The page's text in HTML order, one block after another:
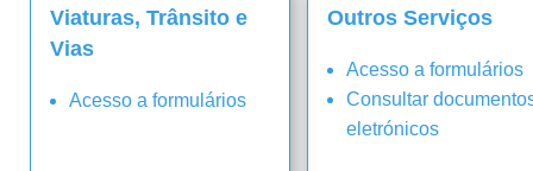
Viaturas, Trânsito e
Vias
Acesso a formulários
Outros Serviços
Acesso a formulários
Consultar
eletrónicos